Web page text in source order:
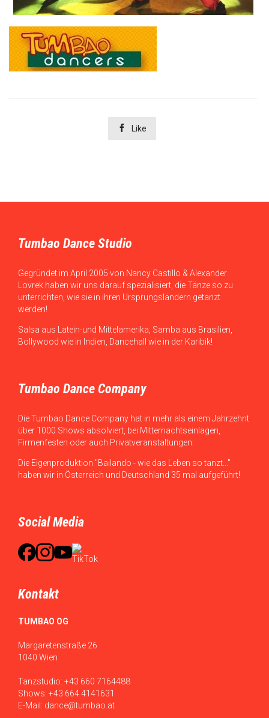
 Like
Tumbao Dance Studio
Gegründet im April 2005 von Nancy Castillo & Alexander
Lovrek haben wir uns darauf spezialisiert, die Tänze so zu
unterrichten, wie sie in ihren Ursprungsländern getanzt
werden!
Salsa aus Latein-und Mittelamerika, Samba aus Brasilien,
Bollywood wie in Indien, Dancehall wie in der Karibik!
Tumbao Dance Company
Die Tumbao Dance Company hat in mehr als einem Jahrzehnt
über 1000 Shows absolviert, bei Mitternachtseinlagen,
Firmenfesten oder auch Privatveranstaltungen.
Die Eigenproduktion "Bailando - wie das Leben so tanzt..."
haben wir in Österreich und Deutschland 35 mal aufgeführt!
Social Media
Kontakt
TUMBAO OG
Margaretenstraße 26
1040 Wien
Tanzstudio: +43 660 7164488
Shows: +43 664 4141631
E-Mail: dance@tumbao.at